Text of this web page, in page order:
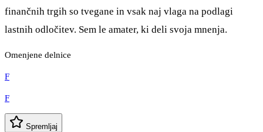
finančnih trgih so tvegane in vsak naj vlaga na podlagi
lastnih odločitev. Sem le amater, ki deli svoja mnenja.
Omenjene delnice
F
F
Spremljaj